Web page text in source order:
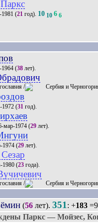
Паркс
1981 (21 год). 10 10 6 6
1964 (38 лет).
/
1972 (31 год).
мар-1974 (29 лет).
1974 (29 лет).
1980 (23 года).
/
(56 лет).351 : +183
Паркс — Мойзес,